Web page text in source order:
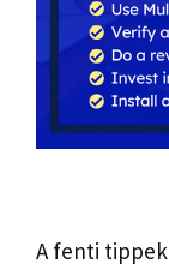
A fenti